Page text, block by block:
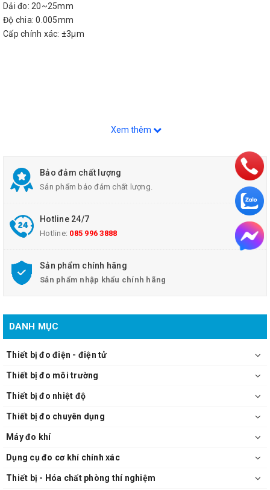
Dải đo: 20~25mm
Độ chia: 0.005mm
Cấp chính xác: ±3µm
Xem thêm
Bảo đảm chất lượng
Sản phẩm bảo đảm chất lượng.
Hotline 24/7
Hotline: 085 996 3888
Sản phẩm chính hãng
Sản phẩm nhập khẩu chính hãng
DANH MỤC
Thiết bị đo điện - điện tử
Thiết bị đo môi trường
Thiết bị đo nhiệt độ
Thiết bị đo chuyên dụng
Máy đo khí
Dụng cụ đo cơ khí chính xác
Thiết bị - Hóa chất phòng thí nghiệm